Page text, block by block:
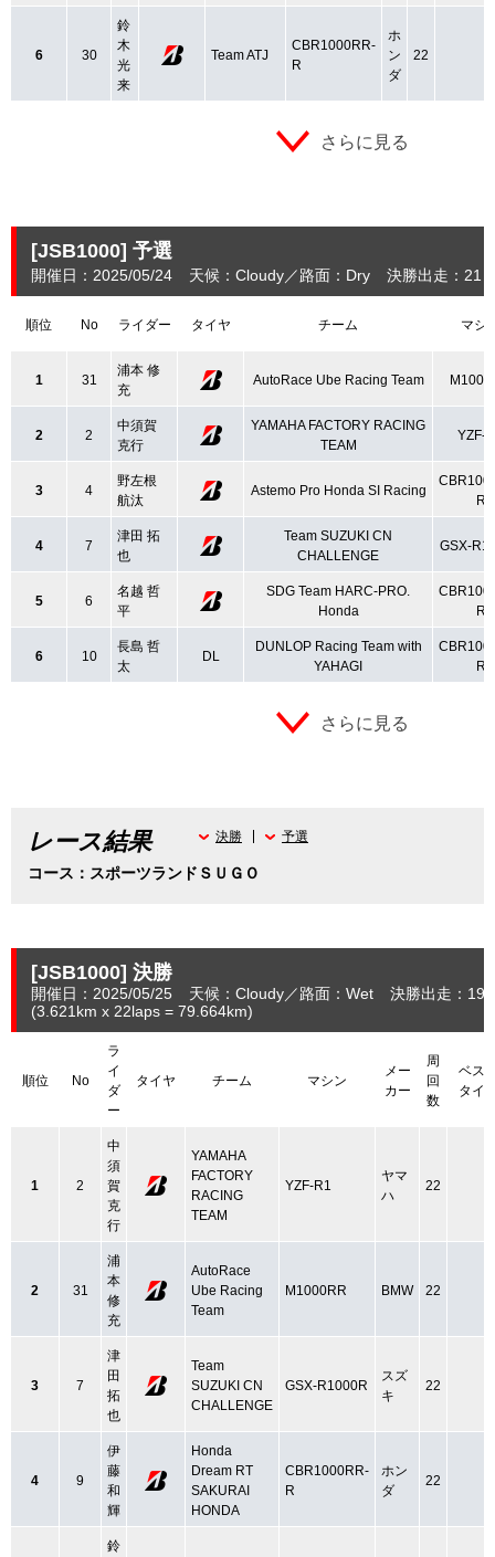
6 30
鈴
木
光
来
Team ATJ
CBR1000RR-
R
ホ
ン
ダ
22
さらに見る
[JSB1000] 予選
開催日：2025/05/24 天候：Cloudy 路面：Dry 決勝出走：21
順位 No ライダー タイヤ チーム マシ
1 31
浦本 修
充
AutoRace Ube Racing Team
2 2
中須賀
克行
YAMAHA FACTORY RACING
TEAM
YZF-
3 4
野左根
航汰
Astemo Pro Honda SI Racing
R
4 7
津田 拓
也
Team SUZUKI CN
CHALLENGE
GSX-
5 6
名越 哲
平
SDG Team HARC‐PRO.
Honda
R
6 10
長島 哲
太
DL
DUNLOP Racing Team with
YAHAGI
R
さらに見る
レース結果
コース：スポーツランドＳＵＧＯ
決勝 予選
[JSB1000] 決勝
開催日：2025/05/25 天候：Cloudy 路面：Wet
決勝出走：19
(3.621 km x 22laps = 79.664km)
順位 No
ラ
イ
ダ
ー
タイヤ チーム マシン
メー
カー
周
回
数
ベス
タイ
1 2
中
須
賀
克
行
YAMAHA
FACTORY
RACING
TEAM
YZF-R1
ヤマ
ハ
22
2 31
浦
本
修
充
AutoRace
Ube Racing
Team
M1000RR BMW 22
3 7
津
田
拓
也
Team
SUZUKI CN
CHALLENGE
GSX-R1000R
スズ
キ
22
4 9
伊
藤
和
輝
Honda
Dream RT
SAKURAI
HONDA
CBR1000RR-
R
ホン
ダ
22
鈴